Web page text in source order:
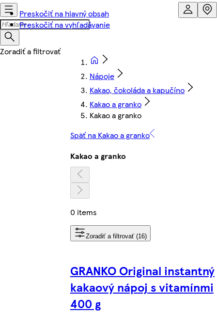
Preskočiť na hlavný obsah
Preskočiť na vyhľadávanie
Nápoje
Kakao, čokoláda a kapučíno
Kakao a granko
Kakao a granko
Späť na Kakao a granko
Kakao a granko
0 items
Zoradiť a filtrovať (16)
GRANKO Original instantný
kakaový nápoj s vitamínmi
400 g